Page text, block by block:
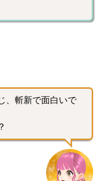
、斬新で面白いで